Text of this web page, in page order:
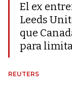
El ex
Leeds
que
para
REUTERS